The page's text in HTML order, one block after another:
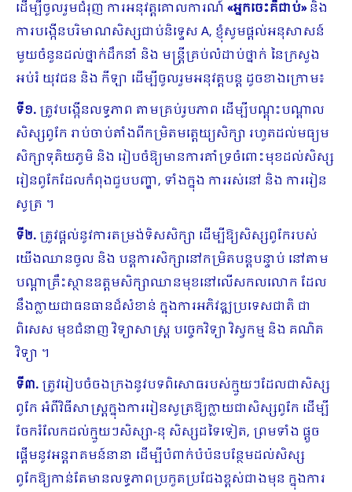
ដើម្បីចូលរួមជំរុញ ការអនុវត្តគោលការណ៍ «អ្នកចេះគឺជាប់»និង
ការបង្កើនបរិមាណសិស្សជាប់និទ្ទេស A, ខ្ញុំសូមផ្តល់អនុសាសន៍
មួយចំនួនដល់ថ្នាក់ដឹកនាំ និង មន្ត្រីគ្រប់លំដាប់ថ្នាក់ នៃក្រសួង
អប់រំ យុវជន និង កីឡា ដើម្បីចូលរួមអនុវត្តបន្ត ដូចខាងក្រោម៖
ទី១.ត្រូវបង្កើនលទ្ធភាព តាមគ្រប់រូបភាព ដើម្បីបណ្តុះបណ្តាល
សិស្សពូកែ រាប់ចាប់តាំងពីកម្រិតមត្តេយ្យសិក្សា រហូតដល់មធ្យម
សិក្សាទុតិយភូមិ និង រៀបចំឱ្យមានការគាំទ្រចំពោះមុខដល់សិស្ស
រៀនពូកែដែលកំពុងជួបបញ្ហា, ទាំងក្នុង ការរស់នៅ និង ការរៀន
សូត្រ ។
ទី២.ត្រូវផ្តល់នូវការតម្រង់ទិសសិក្សា ដើម្បីឱ្យសិស្សពូកែរបស់
យើងឈានចូល និង បន្តការសិក្សានៅកម្រិតបន្តបន្ទាប់ នៅតាម
បណ្តាគ្រឹះស្ថានឧត្តមសិក្សាឈានមុខនៅលើសកលលោក ដែល
នឹងក្លាយជាធនធានដ៏សំខាន់ ក្នុងការអភិវឌ្ឍប្រទេសជាតិ ជា
ពិសេស មុខជំនាញ វិទ្យាសាស្រ្ត បច្ចេកវិទ្យា វិស្វកម្ម និង គណិត
វិទ្យា ។
ទី៣.ត្រូវរៀបចំចងក្រងនូវបទពិសោធរបស់ក្មួយៗដែលជាសិស្ស
ពូកែ អំពីវិធីសាស្រ្តក្នុងការរៀនសូត្រឱ្យក្លាយជាសិស្សពូកែ ដើម្បី
ចែករំលែកដល់ក្មួយៗសិស្សា-នុ សិស្សដទៃទៀត, ព្រមទាំង ផ្តួច
ផ្តើមនូវអន្តរាគមន៍នានា ដើម្បីបំពាក់បំប៉នបន្ថែមដល់សិស្ស
ពូកែឱ្យកាន់តែមានលទ្ធភាពប្រកួតប្រជែងខ្ពស់ជាងមុន ក្នុងការ